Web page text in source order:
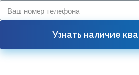
Узнать наличие